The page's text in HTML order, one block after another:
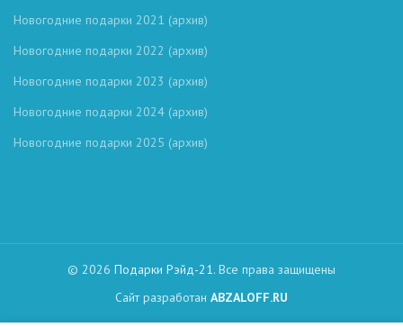
Новогодние подарки 2021 (архив)
Новогодние подарки 2022 (архив)
Новогодние подарки 2023 (архив)
Новогодние подарки 2024 (архив)
Новогодние подарки 2025 (архив)
© 2026 Подарки Рэйд-21 . Все права защищены
Сайт разработан ABZALOFF.RU